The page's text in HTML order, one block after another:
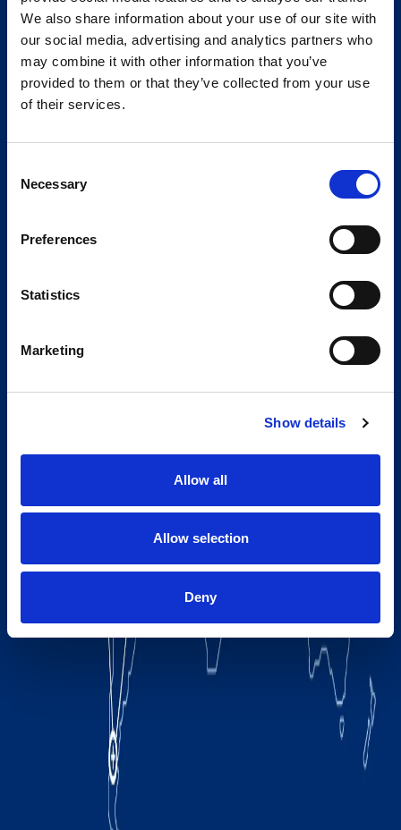
We also share information about your use of our site with
our social media, advertising and analytics partners who
may combine it with other information that you’ve
provided to them or that they’ve collected from your use
of their services.
Selection
Necessary
Preferences
Statistics
Marketing
Show details
Allow all
Allow selection
Deny